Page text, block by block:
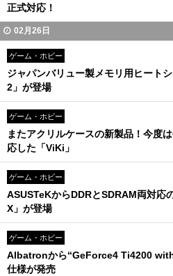
正式対応！
02月26日
ゲーム・ホビー
ジャパンバリュー製メモリ用ヒート
2」が登場
ゲーム・ホビー
またアクリルケースの新製品！今度
応した「ViKi」
ゲーム・ホビー
ASUSTeKからDDRとSDRAM両対応
X」が登場
ゲーム・ホビー
Albatronから“GeForce4 Ti4200
仕様が発売